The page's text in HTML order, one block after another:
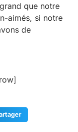
que notre
aimés, si notre
de